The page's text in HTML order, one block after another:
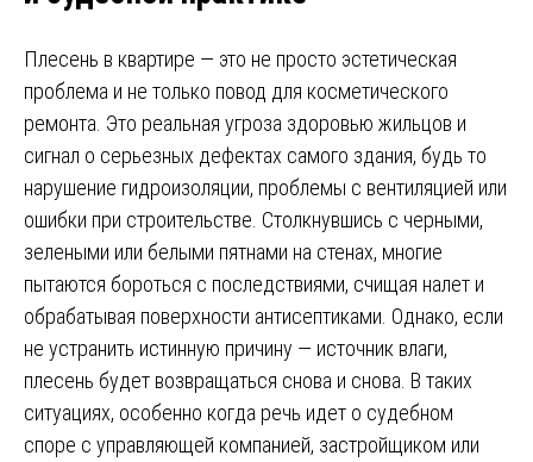
Плесень в квартире — это не просто эстетическая
проблема и не только повод для косметического
ремонта. Это реальная угроза здоровью жильцов и
сигнал о серьезных дефектах самого здания, будь то
нарушение гидроизоляции, проблемы с вентиляцией или
ошибки при строительстве. Столкнувшись с черными,
зелеными или белыми пятнами на стенах, многие
пытаются бороться с последствиями, счищая налет и
обрабатывая поверхности антисептиками. Однако, если
не устранить истинную причину — источник влаги,
плесень будет возвращаться снова и снова. В таких
ситуациях, особенно когда речь идет о судебном
споре с управляющей компанией, застройщиком или